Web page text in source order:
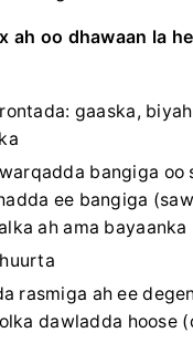
ah oo dhawaan la
gaaska,
bangiga oo
ee bangiga
ah ama bayaanka
rasmiga ah ee
dawladda hoose